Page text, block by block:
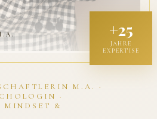
M.A. ·
·
MINDSET &
+25
JAHRE
EXPERTISE